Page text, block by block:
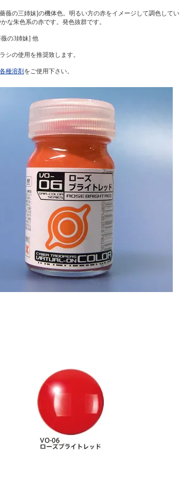
の三姉妹]の機体色。明るい方の赤をイメージして調色してい
な朱色系の赤です。発色抜群です。
の3姉妹] 他
シの使用を推奨致します。
各種溶剤をご使用下さい。